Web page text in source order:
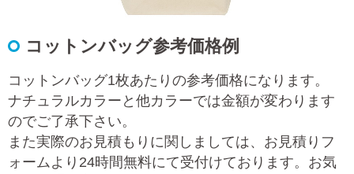
コットンバッグ参考価格例
コットンバッグ1枚あたりの参考価格になります。
ナチュラルカラーと他カラーでは金額が変わります
のでご了承下さい。
また実際のお見積もりに関しましては、お見積りフ
ォームより24時間無料にて受付けております。お気